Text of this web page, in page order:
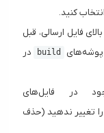
انتخاب کنید.
فایل ارسالی، قبل
پوشه‌های build
در
در فایل‌های
را تغییر ندهید (حذف